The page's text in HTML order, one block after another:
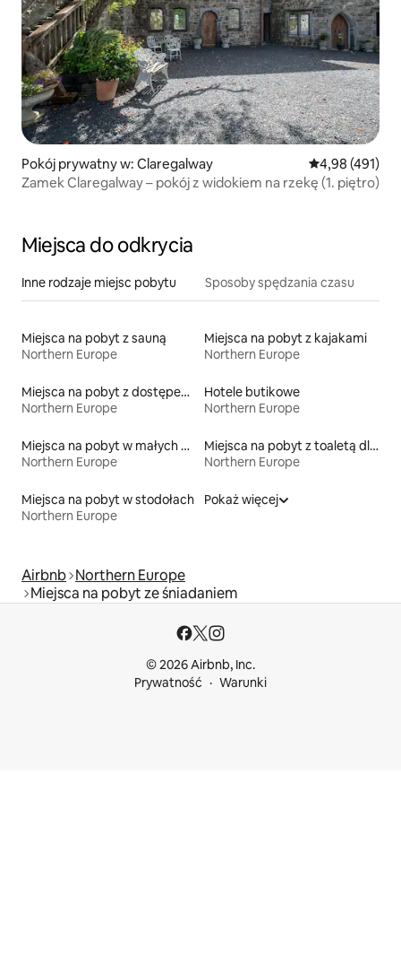
Pokój prywatny w: Claregalway Średnia
4,98 (491)
Zamek Claregalway – pokój z widokiem na rzekę (1. piętro)
Miejsca do odkrycia
Inne rodzaje miejsc pobytu Sposoby spędzania czasu
Miejsca na pobyt z sauną
Northern Europe
Miejsca na pobyt z kajakami
Northern Europe
Miejsca na pobyt z dostępem do jeziora
Northern Europe
Hotele butikowe
Northern Europe
Miejsca na pobyt w małych domkach
Northern Europe
Miejsca na pobyt z toaletą dla osoby z niepełnosprawnością
Northern Europe
Miejsca na pobyt w stodołach
Northern Europe
Pokaż więcej
Airbnb Northern Europe
Miejsca na pobyt ze śniadaniem
© 2026 Airbnb, Inc.
Prywatność
Warunki